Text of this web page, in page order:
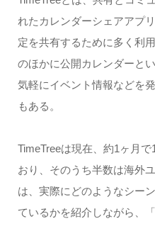
れたカレンダーシェアアプ
定を共有するために多く利
のほかに公開カレンダーと
気軽にイベント情報などを
もある。
TimeTreeは現在、約1ヶ月
おり、そのうち半数は海外
は、実際にどのようなシー
ているかを紹介しながら、